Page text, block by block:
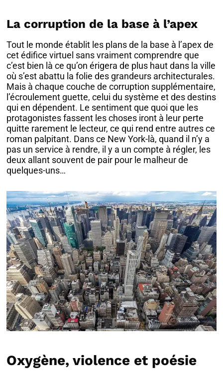
La corruption de la base à l’apex
Tout le monde établit les plans de la base à l’apex de
cet édifice virtuel sans vraiment comprendre que
c’est bien là ce qu’on érigera de plus haut dans la ville
où s’est abattu la folie des grandeurs architecturales.
Mais à chaque couche de corruption supplémentaire,
l’écroulement guette, celui du système et des destins
qui en dépendent. Le sentiment que quoi que les
protagonistes fassent les choses iront à leur perte
quitte rarement le lecteur, ce qui rend entre autres ce
roman palpitant. Dans ce New York-là, quand il n’y a
pas un service à rendre, il y a un compte à régler, les
deux allant souvent de pair pour le malheur de
quelques-uns…
Oxygène, violence et poésie